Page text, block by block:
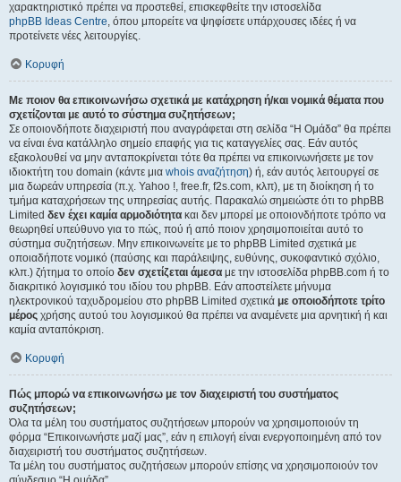
χαρακτηριστικό πρέπει να προστεθεί, επισκεφθείτε την ιστοσελίδα
phpBB Ideas Centre, όπου μπορείτε να ψηφίσετε υπάρχουσες ιδέες ή να
προτείνετε νέες λειτουργίες.
Κορυφή
Με ποιον θα επικοινωνήσω σχετικά με κατάχρηση ή/και νομικά θέματα που
σχετίζονται με αυτό το σύστημα συζητήσεων;
Σε οποιονδήποτε διαχειριστή που αναγράφεται στη σελίδα “Η Ομάδα” θα πρέπει
να είναι ένα κατάλληλο σημείο επαφής για τις καταγγελίες σας. Εάν αυτός
εξακολουθεί να μην ανταποκρίνεται τότε θα πρέπει να επικοινωνήσετε με τον
ιδιοκτήτη του domain (κάντε μια whois αναζήτηση) ή, εάν αυτός λειτουργεί σε
μια δωρεάν υπηρεσία (π.χ. Yahoo !, free.fr, f2s.com, κλπ), με τη διοίκηση ή το
τμήμα καταχρήσεων της υπηρεσίας αυτής. Παρακαλώ σημειώστε ότι το phpBB
Limited δεν έχει καμία αρμοδιότητα και δεν μπορεί με οποιονδήποτε τρόπο να
θεωρηθεί υπεύθυνο για το πώς, πού ή από ποιον χρησιμοποιείται αυτό το
σύστημα συζητήσεων. Μην επικοινωνείτε με το phpBB Limited σχετικά με
οποιαδήποτε νομικό (παύσης και παράλειψης, ευθύνης, συκοφαντικό σχόλιο,
κλπ.) ζήτημα το οποίο δεν σχετίζεται άμεσα με την ιστοσελίδα phpBB.com ή το
διακριτικό λογισμικό του ιδίου του phpBB. Εάν αποστείλετε μήνυμα
ηλεκτρονικού ταχυδρομείου στο phpBB Limited σχετικά με οποιοδήποτε τρίτο
μέρος χρήσης αυτού του λογισμικού θα πρέπει να αναμένετε μια αρνητική ή και
καμία ανταπόκριση.
Κορυφή
Πώς μπορώ να επικοινωνήσω με τον διαχειριστή του συστήματος
συζητήσεων;
Όλα τα μέλη του συστήματος συζητήσεων μπορούν να χρησιμοποιούν τη
φόρμα “Επικοινωνήστε μαζί μας”, εάν η επιλογή είναι ενεργοποιημένη από τον
διαχειριστή του συστήματος συζητήσεων.
Τα μέλη του συστήματος συζητήσεων μπορούν επίσης να χρησιμοποιούν τον